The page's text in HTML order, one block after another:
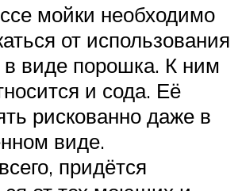
мойки необходимо
от использования
в виде порошка. К ним
и сода. Её
рискованно даже в
виде.
придётся